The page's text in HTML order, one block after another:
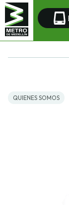
QUIENES SOMOS